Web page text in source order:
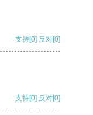
支持[0] 反对[0]
支持[0] 反对[0]